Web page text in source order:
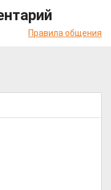
Правила общения